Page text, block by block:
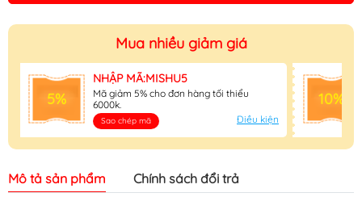
Mua nhiều giảm giá
5%
NHẬP MÃ:MISHU5
Mã giảm 5% cho đơn hàng tối thiểu
6000k.
Sao chép mã Điều kiện
10%
Mô tả sản phẩm Chính sách đổi trả